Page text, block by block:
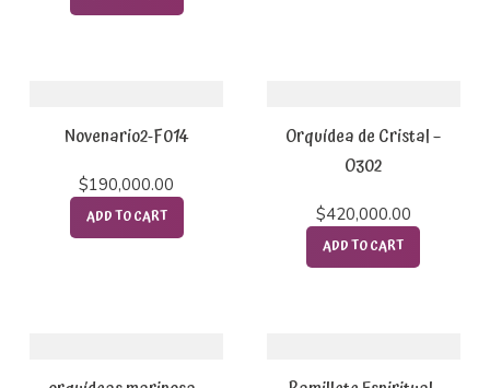
Novenario2-F014
$190,000.00
ADD TO CART
Orquídea de Cristal –
O302
$420,000.00
ADD TO CART